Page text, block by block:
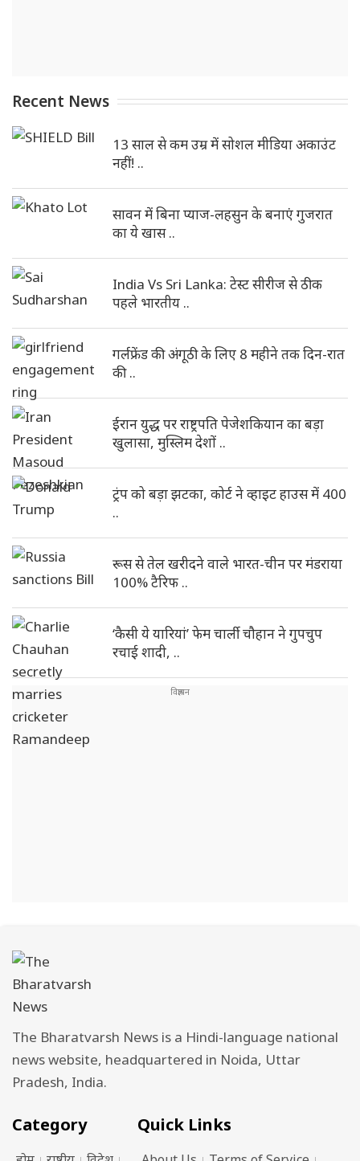
Recent News
13 साल से कम उम्र में सोशल मीडिया अकाउंट
नहीं! ..
सावन में बिना प्याज-लहसुन के बनाएं गुजरात
का ये खास ..
India Vs Sri Lanka: टेस्ट सीरीज से ठीक
पहले भारतीय ..
गर्लफ्रेंड की अंगूठी के लिए 8 महीने तक दिन-रात
की ..
ईरान युद्ध पर राष्ट्रपति पेजेशकियान का बड़ा
खुलासा, मुस्लिम देशों ..
ट्रंप को बड़ा झटका, कोर्ट ने व्हाइट हाउस में 400
..
रूस से तेल खरीदने वाले भारत-चीन पर मंडराया
100% टैरिफ ..
‘कैसी ये यारियां’ फेम चार्ली चौहान ने गुपचुप
रचाई शादी, ..
The Bharatvarsh News is a Hindi-language national
news website, headquartered in Noida, Uttar
Pradesh, India.
Category Quick Links